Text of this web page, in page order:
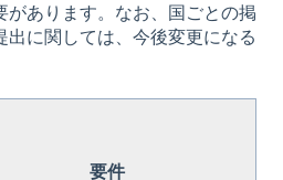
があります。なお、国ごとの掲
に関しては、今後変更になる
要件